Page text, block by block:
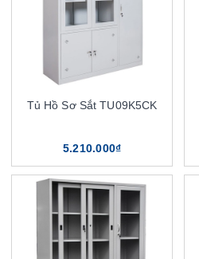
Tủ Hồ Sơ Sắt TU09K5CK
5.210.000₫